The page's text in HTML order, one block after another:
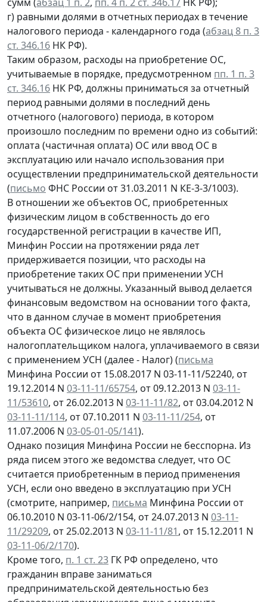
г) равными долями в отчетных периодах в течение
налогового периода - календарного года (абзац 8 п. 3
ст. 346.16 НК РФ).
Таким образом, расходы на приобретение ОС,
учитываемые в порядке, предусмотренном пп. 1 п. 3
ст. 346.16 НК РФ, должны приниматься за отчетный
период равными долями в последний день
отчетного (налогового) периода, в котором
произошло последним по времени одно из событий:
оплата (частичная оплата) ОС или ввод ОС в
эксплуатацию или начало использования при
осуществлении предпринимательской деятельности
(письмо ФНС России от 31.03.2011 N КЕ-3-3/1003).
В отношении же объектов ОС, приобретенных
физическим лицом в собственность до его
государственной регистрации в качестве ИП,
Минфин России на протяжении ряда лет
придерживается позиции, что расходы на
приобретение таких ОС при применении УСН
учитываться не должны. Указанный вывод делается
финансовым ведомством на основании того факта,
что в данном случае в момент приобретения
объекта ОС физическое лицо не являлось
налогоплательщиком налога, уплачиваемого в связи
с применением УСН (далее - Налог) (письма
Минфина России от 15.08.2017 N 03-11-11/52240, от
19.12.2014 N 03-11-11/65754, от 09.12.2013 N 03-11-
11/53610, от 26.02.2013 N 03-11-11/82, от 03.04.2012 N
03-11-11/114, от 07.10.2011 N 03-11-11/254, от
11.07.2006 N 03-05-01-05/141).
Однако позиция Минфина России не бесспорна. Из
ряда писем этого же ведомства следует, что ОС
считается приобретенным в период применения
УСН, если оно введено в эксплуатацию при УСН
(смотрите, например, письма Минфина России от
06.10.2010 N 03-11-06/2/154, от 24.07.2013 N 03-11-
11/29209, от 25.02.2013 N 03-11-11/81, от 15.12.2011 N
03-11-06/2/170).
Кроме того, п. 1 ст. 23 ГК РФ определено, что
гражданин вправе заниматься
предпринимательской деятельностью без